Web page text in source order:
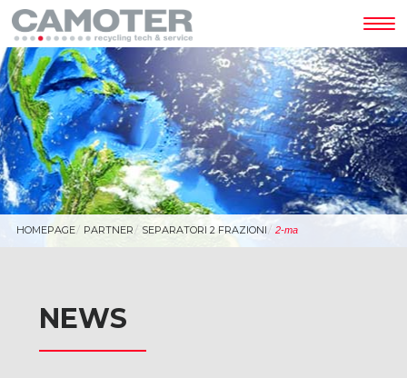
HOMEPAGE PARTNER SEPARATORI 2 FRAZIONI 2-ma
NEWS